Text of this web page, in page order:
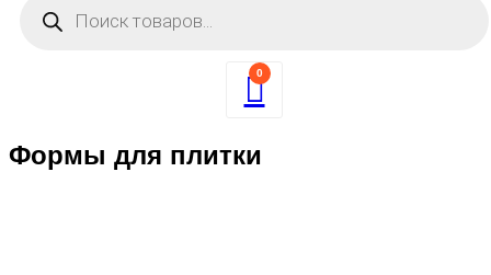
товаров
0
Формы для плитки